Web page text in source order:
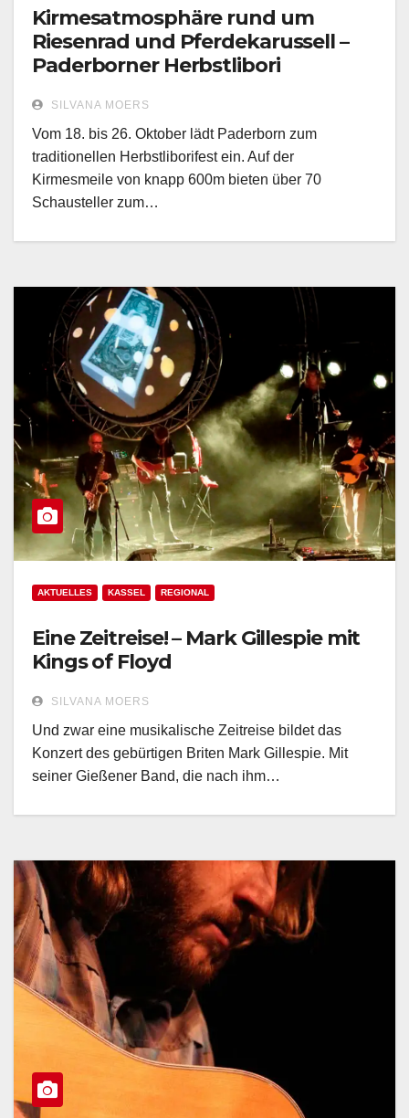
Kirmesatmosphäre rund um
Riesenrad und Pferdekarussell –
Paderborner Herbstlibori
SILVANA MOERS
Vom 18. bis 26. Oktober lädt Paderborn zum
traditionellen Herbstliborifest ein. Auf der
Kirmesmeile von knapp 600m bieten über 70
Schausteller zum…
AKTUELLES KASSEL REGIONAL
Eine Zeitreise! – Mark Gillespie mit
Kings of Floyd
SILVANA MOERS
Und zwar eine musikalische Zeitreise bildet das
Konzert des gebürtigen Briten Mark Gillespie. Mit
seiner Gießener Band, die nach ihm…